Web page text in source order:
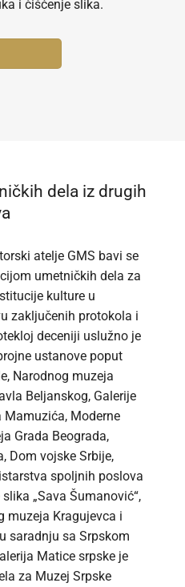
i čišćenje slika.
dela iz drugih
atelje GMS bavi se
umetničkih dela za
kulture u
zaključenih protokola i
deceniji uslužno je
ustanove poput
Narodnog muzeja
Beljanskog, Galerije
Mamuzića, Moderne
Grada Beograda,
Dom vojske Srbije,
spoljnih poslova
„Sava Šumanović“,
muzeja Kragujevca i
saradnju sa Srpskom
Matice srpske je
za Muzej Srpske